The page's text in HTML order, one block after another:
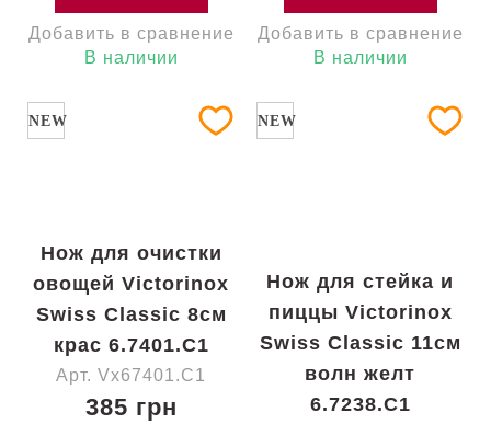
Добавить в сравнение
В наличии
Добавить в сравнение
В наличии
NEW
Нож для очистки
овощей Victorinox
Swiss Classic 8см
крас 6.7401.C1
Арт. Vx67401.C1
385 грн
NEW
Нож для стейка и
пиццы Victorinox
Swiss Classic 11см
волн желт
6.7238.C1